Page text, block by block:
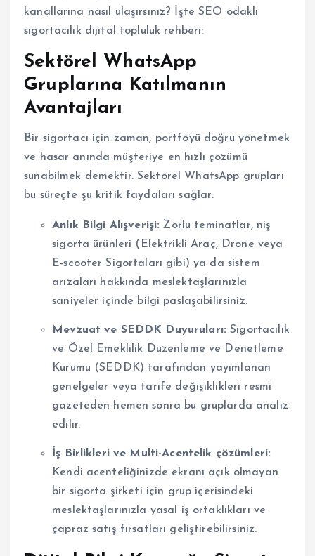
kanallarına nasıl ulaşırsınız? İşte SEO odaklı
sigortacılık dijital topluluk rehberi:
Sektörel WhatsApp
Gruplarına Katılmanın
Avantajları
Bir sigortacı için zaman, portföyü doğru yönetmek
ve hasar anında müşteriye en hızlı çözümü
sunabilmek demektir. Sektörel WhatsApp grupları
bu süreçte şu kritik faydaları sağlar:
Anlık Bilgi Alışverişi: Zorlu teminatlar, niş
sigorta ürünleri (Elektrikli Araç, Drone veya
E-scooter Sigortaları gibi) ya da sistem
arızaları hakkında meslektaşlarınızla
saniyeler içinde bilgi paslaşabilirsiniz.
Mevzuat ve SEDDK Duyuruları: Sigortacılık
ve Özel Emeklilik Düzenleme ve Denetleme
Kurumu (SEDDK) tarafından yayımlanan
genelgeler veya tarife değişiklikleri resmi
gazeteden hemen sonra bu gruplarda analiz
edilir.
İş Birlikleri ve Multi-Acentelik çözümleri:
Kendi acenteliğinizde ekranı açık olmayan
bir sigorta şirketi için grup içerisindeki
meslektaşlarınızla yasal iş ortaklıkları ve
çapraz satış fırsatları geliştirebilirsiniz.